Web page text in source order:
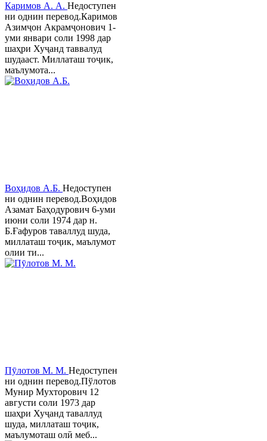
Каримов А. А. Недоступен
ни однин перевод.Каримов
Азимҷон Акрамҷонович 1-
уми январи соли 1998 дар
шаҳри Хуҷанд таввалуд
шудааст. Миллаташ тоҷик,
маълумота...
Воҳидов А.Б. Недоступен
ни однин перевод.Воҳидов
Азамат Баҳодурович 6-уми
июни соли 1974 дар н.
Б.Ғафуров таваллуд шуда,
миллаташ тоҷик, маълумот
олии ти...
Пӯлотов М. М. Недоступен
ни однин перевод.Пўлотов
Мунир Мухторович 12
августи соли 1973 дар
шаҳри Хуҷанд таваллуд
шуда, миллаташ тоҷик,
маълумоташ олӣ меб...